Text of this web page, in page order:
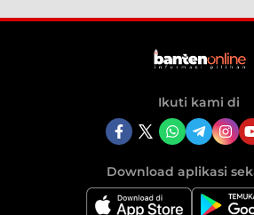
Ikuti kami di
Download aplikasi